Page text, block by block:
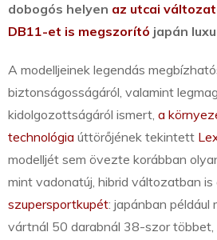
dobogós helyen az utcai
DB11-et is megszorító japán
A modelljeinek legendás
biztonságosságáról, valamint
kidolgozottságáról ismert, a
technológia úttörőjének tekintett
modelljét sem övezte korábban
mint vadonatúj, hibrid változatban is
szupersportkupét: japánban például
vártnál 50 darabnál 38-szor